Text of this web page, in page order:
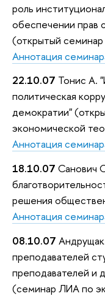
роль
обеспечении прав
(открытый
Аннотация
22.10.07 Тонис А.
политическая
демократии"
экономической
Аннотация
18.10.07 Санович
решения
Аннотация
08.10.07
преподавателей
преподавателей и
(семинар ЛИА по